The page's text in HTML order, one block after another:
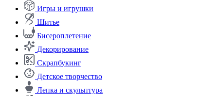
Игры и игрушки
Шитье
Бисероплетение
Декорирование
Скрапбукинг
Детское творчество
Лепка и скульптура